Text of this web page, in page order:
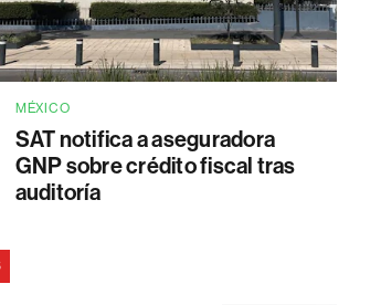
MÉXICO
SAT notifica a aseguradora
GNP sobre crédito fiscal tras
auditoría